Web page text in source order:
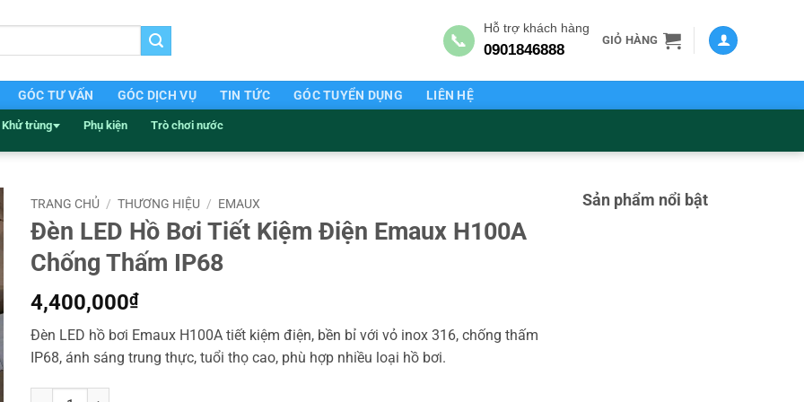
📞
Hỗ trợ khách hàng
0901846888
GIỎ HÀNG
GÓC TƯ VẤN GÓC DỊCH VỤ TIN TỨC GÓC TUYỂN DỤNG LIÊN HỆ
Khử trùng Phụ kiện Trò chơi nước
TRANG CHỦ / THƯƠNG HIỆU / EMAUX
Đèn LED Hồ Bơi Tiết Kiệm Điện Emaux H100A
Chống Thấm IP68
4,400,000₫
Đèn LED hồ bơi Emaux H100A tiết kiệm điện, bền bỉ với vỏ inox 316, chống thấm
IP68, ánh sáng trung thực, tuổi thọ cao, phù hợp nhiều loại hồ bơi.
Đèn LED Hồ Bơi Tiết Kiệm Điện Emaux H100A Chống Thấm IP68 số lượng
Sản phẩm nổi bật